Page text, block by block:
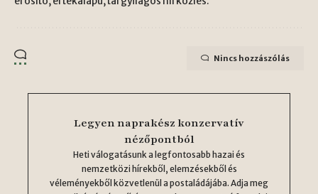
Nincs hozzászólás
Legyen naprakész konzervatív
nézőpontból
Heti válogatásunk a legfontosabb hazai és
nemzetközi hírekből, elemzésekből és
véleményekből közvetlenül a postaládájába. Adja meg